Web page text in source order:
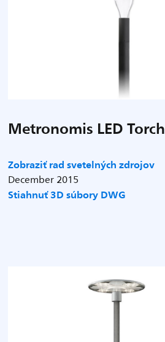
Metronomis LED Torch
Zobraziť rad svetelných zdrojov
December 2015
Stiahnuť 3D súbory DWG